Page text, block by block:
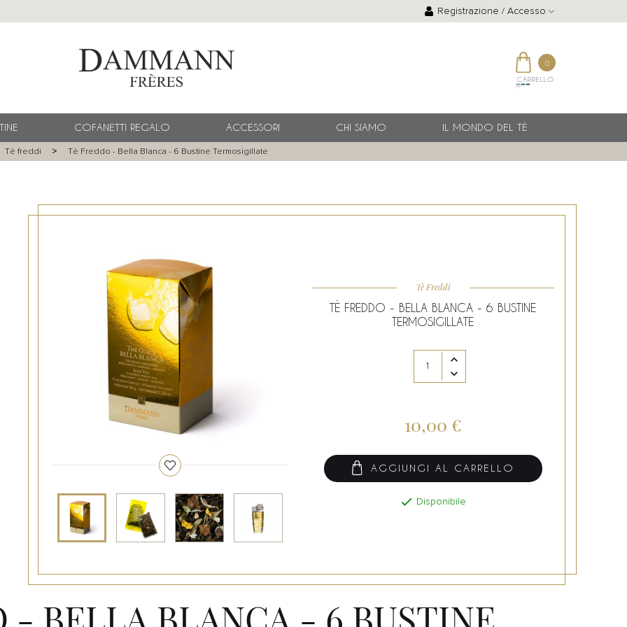
Registrazione / Accesso
0
CARRELLO
COFANETTI REGALO ACCESSORI CHI SIAMO IL MONDO DEL TÈ
Tè freddi Tè Freddo - Bella Blanca - 6 Bustine Termosigillate
Tè Freddi
TÈ FREDDO - BELLA BLANCA - 6 BUSTINE
TERMOSIGILLATE
10,00 €
AGGIUNGI AL CARRELLO
 Disponibile